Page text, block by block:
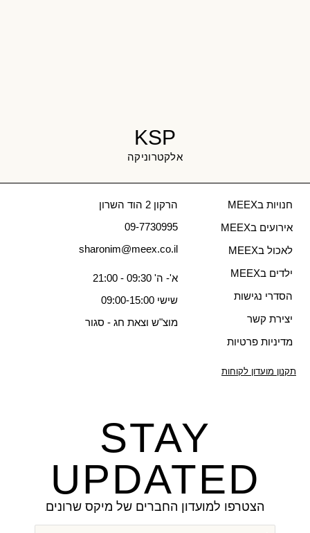
KSP
אלקטרוניקה
חנויות בMEEX
אירועים בMEEX
לאכול בMEEX
ילדים בMEEX
הסדרי נגישות
יצירת קשר
מדיניות פרטיות
תקנון מועדון לקוחות
הרקון 2 הוד השרון
09-7730995
sharonim@meex.co.il
א'- ה' 09:30 - 21:00
שישי 09:00-15:00
מוצ"ש וצאת חג - סגור
STAY
UPDATED
הצטרפו למועדון החברים של מיקס שרונים